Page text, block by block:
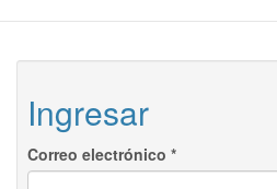
Ingresar
Correo electrónico *